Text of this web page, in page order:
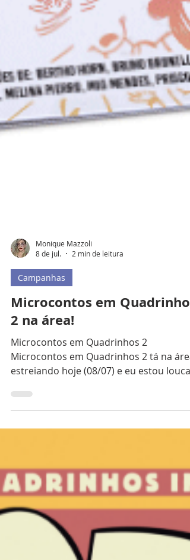
Monique Mazzoli
8 de jul.
Campanhas
2 na área!
Microcontos em Quadrinhos 2
estreiando hoje (08/07) e eu estou louca
para conferir essa edição. Microcontos
idealizado por Fil Manhães, com a
de roteiro e arte. A primeira edição conta
com 48 páginas em preto e branco e a
participação de vários artistas, como
Bertho Horn, Bruno Brunelli, Carlos
Cristal Moura, Felipe Campos, Felipe
Manhães, JV Sant